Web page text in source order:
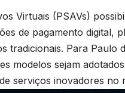
Virtuais (PSAVs)
de pagamento digital,
tradicionais. Para Paulo
modelos sejam
serviços inovadores no